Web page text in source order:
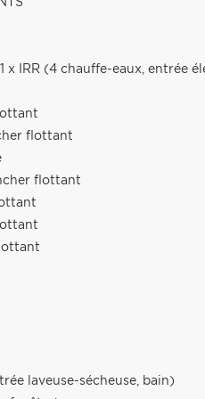
x IRR (4 chauffe-eaux, entrée
flottant
flottant
laveuse-sécheuse, bain)